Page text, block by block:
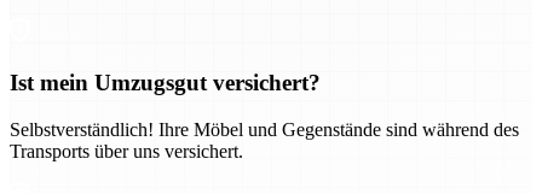
Ist mein Umzugsgut versichert?
Selbstverständlich! Ihre Möbel und Gegenstände sind während des
Transports über uns versichert.